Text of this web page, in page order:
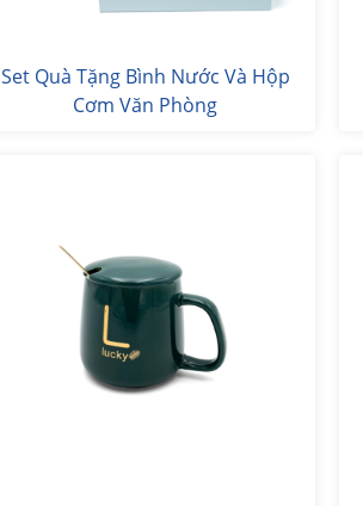
Set Quà Tặng Bình Nước Và Hộp
Cơm Văn Phòng